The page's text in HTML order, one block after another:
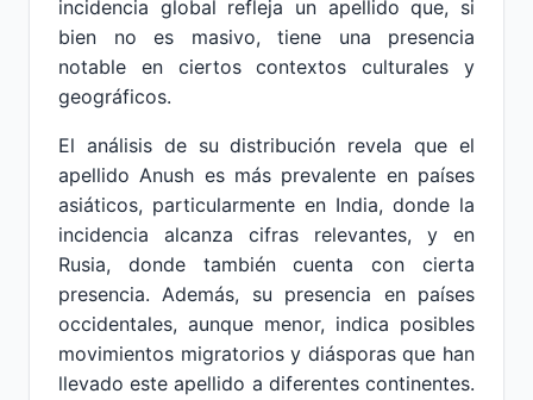
incidencia global refleja un apellido que, si
bien no es masivo, tiene una presencia
notable en ciertos contextos culturales y
geográficos.
El análisis de su distribución revela que el
apellido Anush es más prevalente en países
asiáticos, particularmente en India, donde la
incidencia alcanza cifras relevantes, y en
Rusia, donde también cuenta con cierta
presencia. Además, su presencia en países
occidentales, aunque menor, indica posibles
movimientos migratorios y diásporas que han
llevado este apellido a diferentes continentes.